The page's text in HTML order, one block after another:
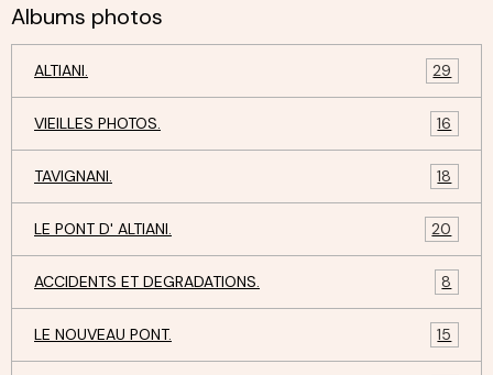
Albums photos
ALTIANI. 29
VIEILLES PHOTOS. 16
TAVIGNANI. 18
LE PONT D' ALTIANI. 20
ACCIDENTS ET DEGRADATIONS. 8
LE NOUVEAU PONT. 15